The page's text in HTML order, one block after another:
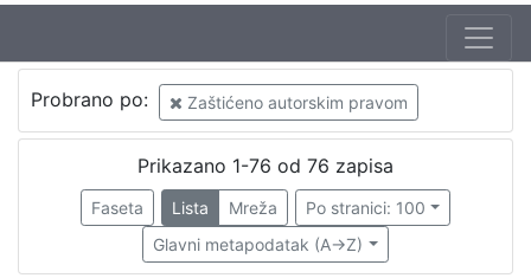
Jezik
hrvatski
61Probrano po: Zaštićeno autorskim pravom
Prikazano 1-76 od 76 zapisa
Faseta Lista Mreža
Po stranici: 100
Glavni metapodatak (A->Z)